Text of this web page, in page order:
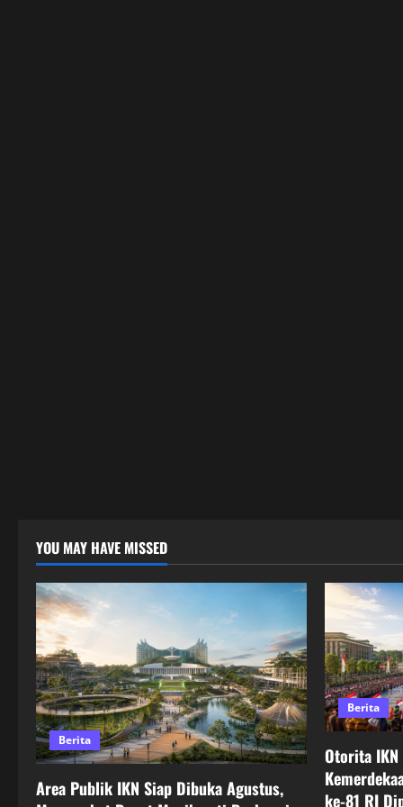
YOU MAY HAVE MISSED
Berita
Area Publik IKN Siap Dibuka Agustus,
Berita
Otorita IKN
ke-81 RI